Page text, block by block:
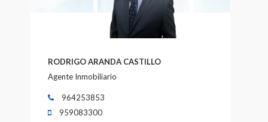
RODRIGO ARANDA CASTILLO
Agente Inmobiliario
964253853
959083300